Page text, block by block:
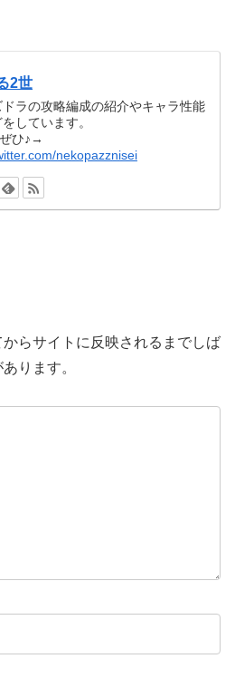
2世
ドラの攻略編成の紹介やキャラ性能
しています。
ひ♪→
nekopazznisei
からサイトに反映されるまでしば
ります。